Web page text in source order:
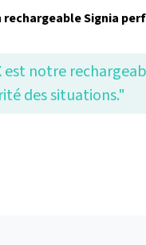
rechargeable Signia
est notre
des situations."